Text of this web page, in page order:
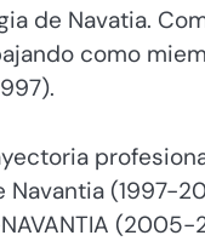
de Navatia.
como
Navantia